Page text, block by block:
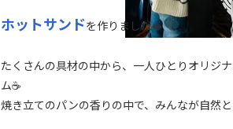
ホットサンドを作りました🥪
たくさんの具材の中から、一人ひとりオリジ
ム☕
焼き立てのパンの香りの中で、みんなが自然